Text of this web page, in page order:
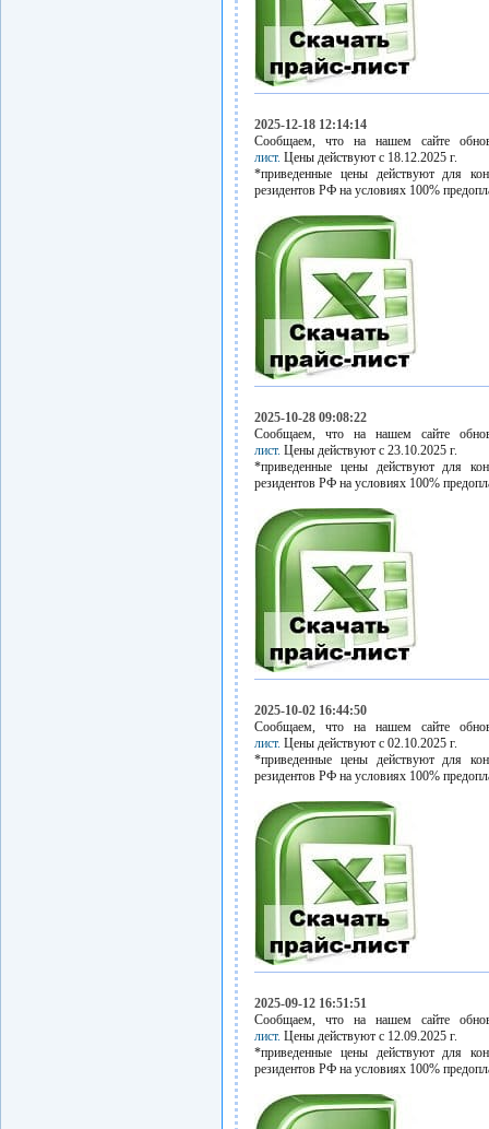
2025-12-18 12:14:14
Сообщаем, что на нашем сайте
лист. Цены действуют с 18.12.2025 г.
*приведенные цены действуют для
резидентов РФ на условиях 100%
2025-10-28 09:08:22
Сообщаем, что на нашем сайте
лист. Цены действуют с 23.10.2025 г.
*приведенные цены действуют для
резидентов РФ на условиях 100%
2025-10-02 16:44:50
Сообщаем, что на нашем сайте
лист. Цены действуют с 02.10.2025 г.
*приведенные цены действуют для
резидентов РФ на условиях 100%
2025-09-12 16:51:51
Сообщаем, что на нашем сайте
лист. Цены действуют с 12.09.2025 г.
*приведенные цены действуют для
резидентов РФ на условиях 100%